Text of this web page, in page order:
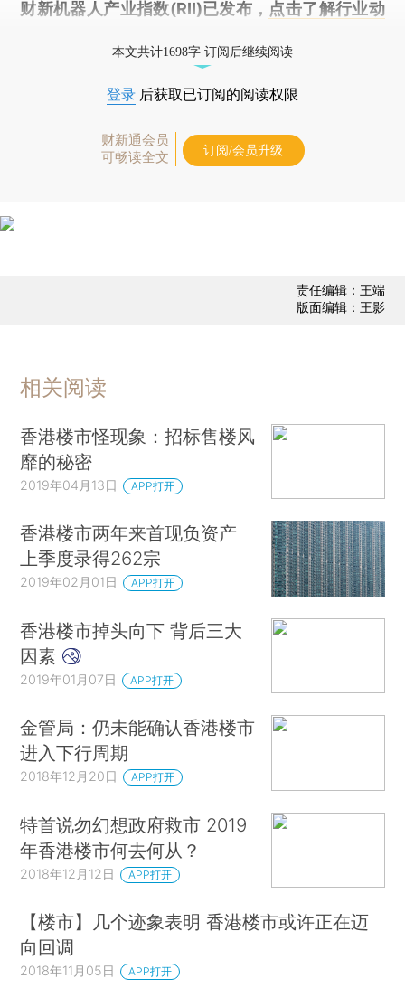
财新机器人产业指数(RII)已发布， 点击了解行业动
本文共计1698字 订阅后继续阅读
登录 后获取已订阅的阅读权限
财新通会员
可畅读全文
订阅/会员升级
责任编辑：王端
版面编辑：王影
相关阅读
香港楼市怪现象：招标售楼风
靡的秘密
2019年04月13日 APP打开
香港楼市两年来首现负资产
上季度录得262宗
2019年02月01日 APP打开
香港楼市掉头向下 背后三大
因素
2019年01月07日 APP打开
金管局：仍未能确认香港楼市
进入下行周期
2018年12月20日 APP打开
特首说勿幻想政府救市 2019
年香港楼市何去何从？
2018年12月12日 APP打开
【楼市】几个迹象表明 香港楼市或许正在迈
向回调
2018年11月05日 APP打开